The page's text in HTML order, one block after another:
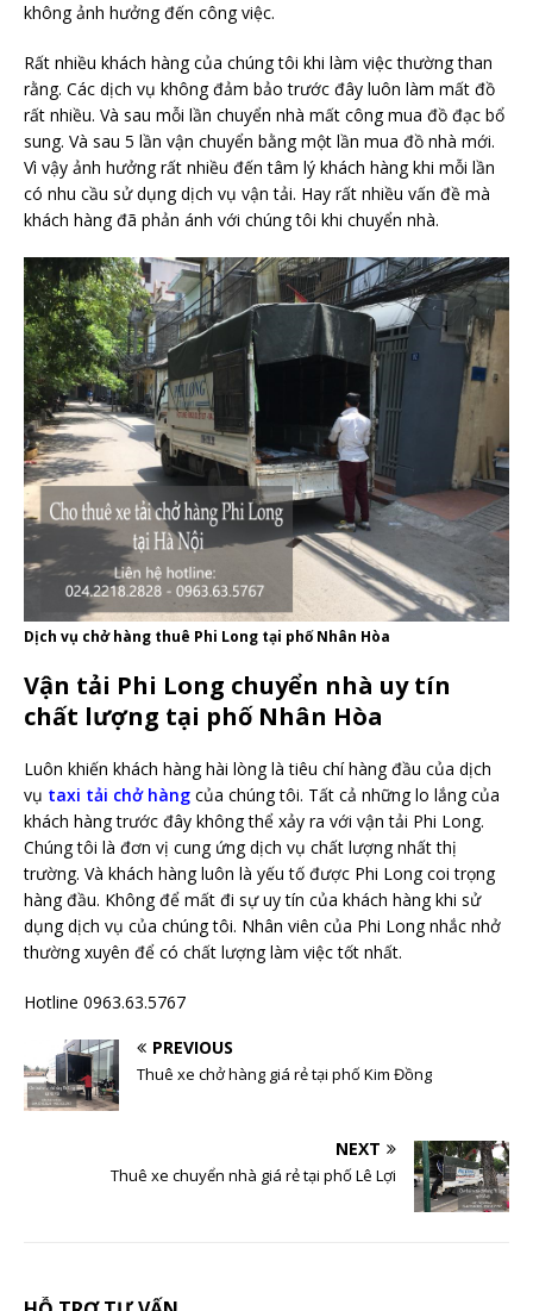
không ảnh hưởng đến công việc.
Rất nhiều khách hàng của chúng tôi khi làm việc thường than
rằng. Các dịch vụ không đảm bảo trước đây luôn làm mất đồ
rất nhiều. Và sau mỗi lần chuyển nhà mất công mua đồ đạc bổ
sung. Và sau 5 lần vận chuyển bằng một lần mua đồ nhà mới.
Vì vậy ảnh hưởng rất nhiều đến tâm lý khách hàng khi mỗi lần
có nhu cầu sử dụng dịch vụ vận tải. Hay rất nhiều vấn đề mà
khách hàng đã phản ánh với chúng tôi khi chuyển nhà.
Dịch vụ chở hàng thuê Phi Long tại phố Nhân Hòa
Vận tải Phi Long chuyển nhà uy tín
chất lượng tại phố Nhân Hòa
Luôn khiến khách hàng hài lòng là tiêu chí hàng đầu của dịch
vụ taxi tải chở hàng của chúng tôi. Tất cả những lo lắng của
khách hàng trước đây không thể xảy ra với vận tải Phi Long.
Chúng tôi là đơn vị cung ứng dịch vụ chất lượng nhất thị
trường. Và khách hàng luôn là yếu tố được Phi Long coi trọng
hàng đầu. Không để mất đi sự uy tín của khách hàng khi sử
dụng dịch vụ của chúng tôi. Nhân viên của Phi Long nhắc nhở
thường xuyên để có chất lượng làm việc tốt nhất.
Hotline 0963.63.5767
PREVIOUS
Thuê xe chở hàng giá rẻ tại phố Kim Đồng
NEXT
Thuê xe chuyển nhà giá rẻ tại phố Lê Lợi